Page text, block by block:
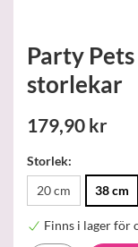
Party
storlekar
179,90 kr
Storlek:
20 cm
38 cm
Finns i lager för